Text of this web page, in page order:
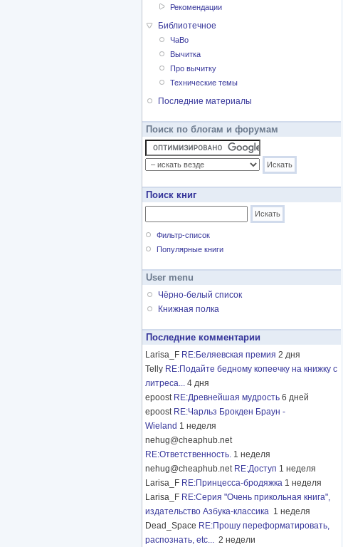
Рекомендации
Библиотечное
ЧаВо
Вычитка
Про вычитку
Технические темы
Последние материалы
Поиск по блогам и форумам
Поиск книг
Фильтр-список
Популярные книги
User menu
Чёрно-белый список
Книжная полка
Последние комментарии
Larisa_F RE:Беляевская премия 2 дня
Telly RE:Подайте бедному копеечку на книжку с
литреса... 4 дня
epoost RE:Древнейшая мудрость 6 дней
epoost RE:Чарльз Брокден Браун -
Wieland 1 неделя
nehug@cheaphub.net
RE:Ответственность. 1 неделя
nehug@cheaphub.net RE:Доступ 1 неделя
Larisa_F RE:Принцесса-бродяжка 1 неделя
Larisa_F RE:Серия "Очень прикольная книга",
издательство Азбука-классика 1 неделя
Dead_Space RE:Прошу переформатировать,
распознать, etc... 2 недели